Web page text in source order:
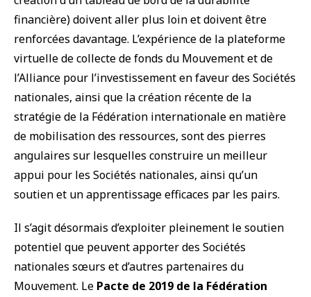
financière) doivent aller plus loin et doivent être
renforcées davantage. L’expérience de la plateforme
virtuelle de collecte de fonds du Mouvement et de
l’Alliance pour l’investissement en faveur des Sociétés
nationales, ainsi que la création récente de la
stratégie de la Fédération internationale en matière
de mobilisation des ressources, sont des pierres
angulaires sur lesquelles construire un meilleur
appui pour les Sociétés nationales, ainsi qu’un
soutien et un apprentissage efficaces par les pairs.
Il s’agit désormais d’exploiter pleinement le soutien
potentiel que peuvent apporter des Sociétés
nationales sœurs et d’autres partenaires du
Mouvement. Le Pacte de 2019 de la Fédération